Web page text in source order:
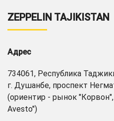
ZEPPELIN TAJIKISTAN
Адрес
734061, Республика
г. Душанбе, проспект
(ориентир - рынок
Avesto")